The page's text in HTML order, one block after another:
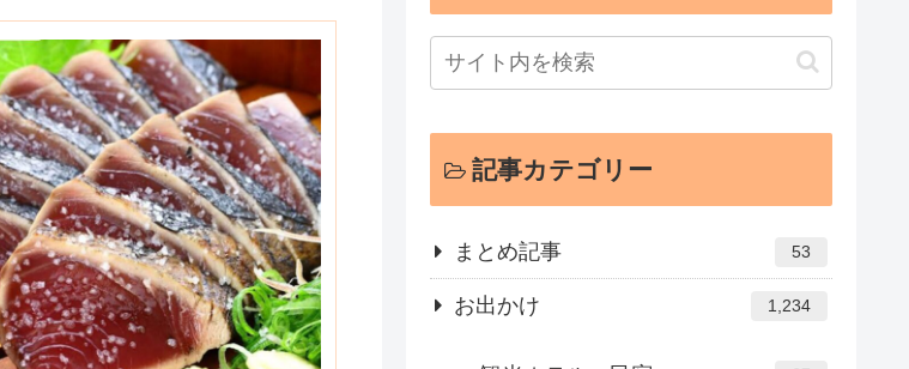
記事カテゴリー
まとめ記事 53
お出かけ 1,234